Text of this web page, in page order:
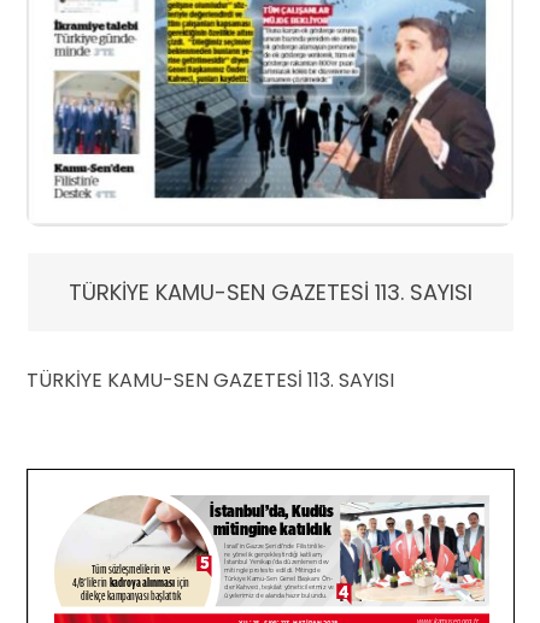
TÜRKİYE KAMU-SEN GAZETESİ 113. SAYISI
TÜRKİYE KAMU-SEN GAZETESİ 113. SAYISI